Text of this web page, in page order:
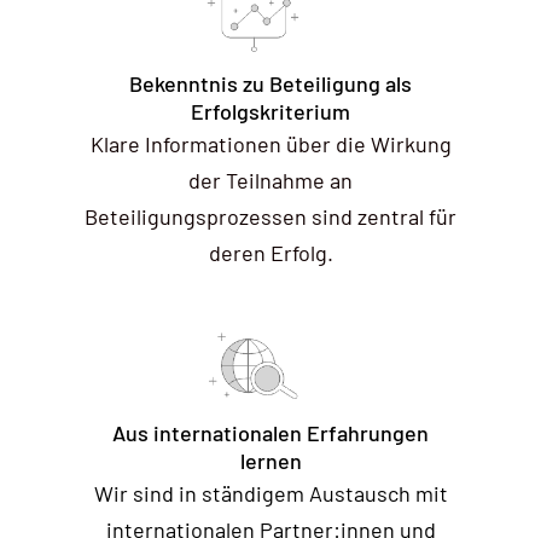
Bekenntnis zu Beteiligung als
Erfolgskriterium
Klare Informationen über die Wirkung
der Teilnahme an
Beteiligungsprozessen sind zentral für
deren Erfolg.
Aus internationalen Erfahrungen
lernen
Wir sind in ständigem Austausch mit
internationalen Partner:innen und